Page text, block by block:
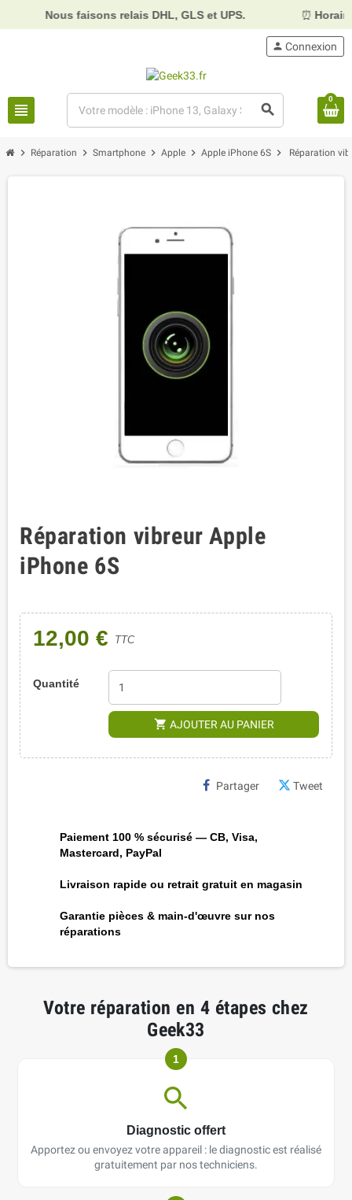
Nous faisons relais DHL, GLS et UPS. Horaires :
view_headline search
person Connexion
0
chevron_right Réparation chevron_right Smartphone chevron_right Apple chevron_right Apple iPhone 6S chevron_right Réparation
Réparation vibreur Apple
iPhone 6S
12,00 € TTC
Quantité
shopping_cart AJOUTER AU PANIER
Partager Tweet
Paiement 100 % sécurisé — CB, Visa,
Mastercard, PayPal
Livraison rapide ou retrait gratuit en magasin
Garantie pièces & main-d'œuvre sur nos
réparations
Votre réparation en 4 étapes chez
Geek33
1
Diagnostic offert
Apportez ou envoyez votre appareil : le diagnostic est réalisé
gratuitement par nos techniciens.